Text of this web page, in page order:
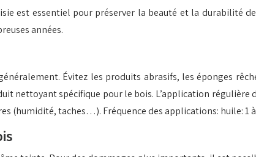
est essentiel pour préserver la beauté et la durabilité
années.
Évitez les produits abrasifs, les éponges
nettoyant spécifique pour le bois. L’application
taches…). Fréquence des applications: huile: 1 à